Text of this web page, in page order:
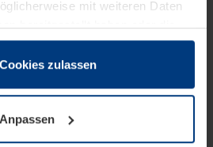
mit weiteren Daten
bereitgestellt haben oder die
der Dienste gesammelt
dieser Seite unbedingt
anderen Cookie-Typen benötigen
können Sie jederzeit
zulassen
Anpassen